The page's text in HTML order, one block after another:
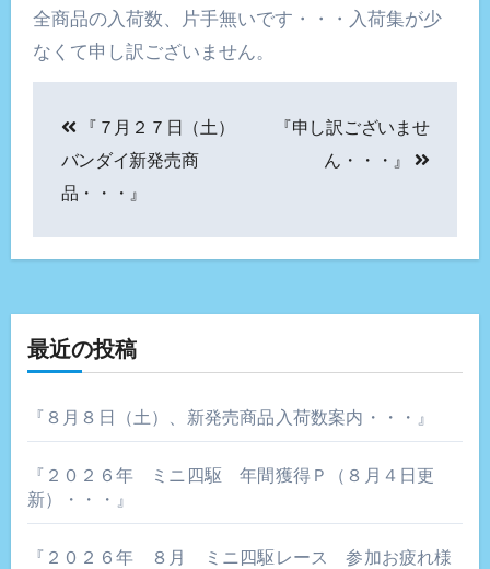
全商品の入荷数、片手無いです・・・入荷集が少
なくて申し訳ございません。
稿
ナ
ビ
シ
ョ
ン
『７月２７日（土）
バンダイ新発売商
品・・・』
『申し訳ございませ
ん・・・』
最近の投稿
『８月８日（土）、新発売商品入荷数案内・・・』
『２０２６年 ミニ四駆 年間獲得Ｐ（８月４日更
新）・・・』
『２０２６年 ８月 ミニ四駆レース 参加お疲れ様